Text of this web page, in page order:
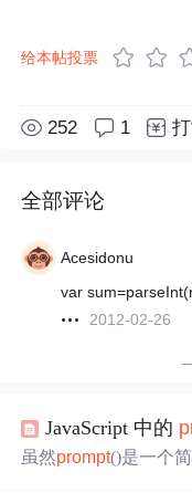
给本帖投票
252 1
全部评论
Acesidonu
var
2012-02-26
JavaScript 中的
虽然prompt()是一个